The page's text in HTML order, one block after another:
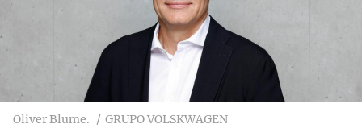
Oliver Blume. GRUPO VOLSKWAGEN